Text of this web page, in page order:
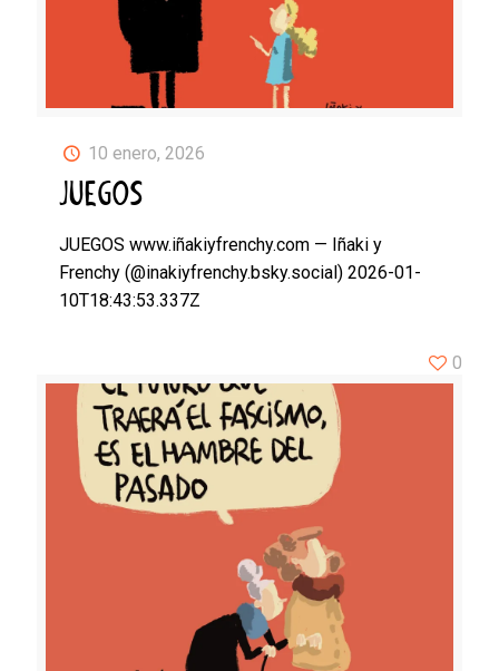
10 enero, 2026
JUEGOS
JUEGOS www.iñakiyfrenchy.com — Iñaki y
Frenchy (@inakiyfrenchy.bsky.social) 2026-01-
10T18:43:53.337Z
0